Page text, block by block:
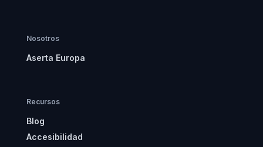
Nosotros
Aserta Europa
Recursos
Blog
Accesibilidad